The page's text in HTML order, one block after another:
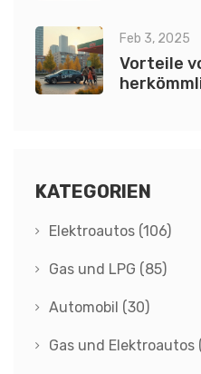
Feb 3, 2025
Vorteile
KATEGORIEN
Elektroautos (106)
Gas und LPG (85)
Automobil (30)
Gas und Elektroautos